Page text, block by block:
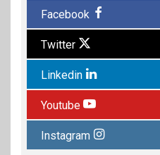
Facebook
Twitter
Linkedin
Youtube
Instagram